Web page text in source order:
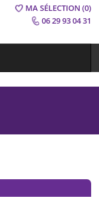
MA SÉLECTION (0)
06 29 93 04 31